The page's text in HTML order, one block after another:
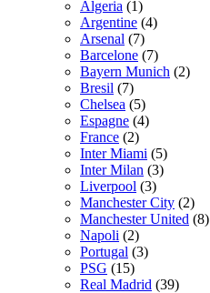
Algeria (1)
Argentine (4)
Arsenal (7)
Barcelone (7)
Bayern Munich (2)
Bresil (7)
Chelsea (5)
Espagne (4)
France (2)
Inter Miami (5)
Inter Milan (3)
Liverpool (3)
Manchester City (2)
Manchester United (8)
Napoli (2)
Portugal (3)
PSG (15)
Real Madrid (39)